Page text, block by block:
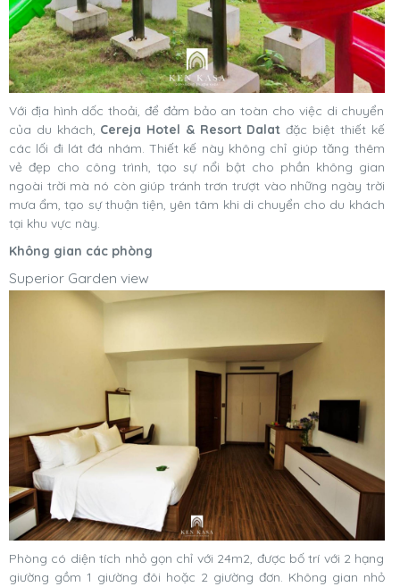
Với địa hình dốc thoải, để đảm bảo an toàn cho việc di chuyển
của du khách, Cereja Hotel & Resort Dalatđặc biệt thiết kế
các lối đi lát đá nhám. Thiết kế này không chỉ giúp tăng thêm
vẻ đẹp cho công trình, tạo sự nổi bật cho phần không gian
ngoài trời mà nó còn giúp tránh trơn trượt vào những ngày trời
mưa ẩm, tạo sự thuận tiện, yên tâm khi di chuyển cho du khách
tại khu vực này.
Không gian các phòng
Superior Garden view
Phòng có diện tích nhỏ gọn chỉ với 24m2, được bố trí với 2 hạng
giường gồm 1 giường đôi hoặc 2 giường đơn. Không gian nhỏ